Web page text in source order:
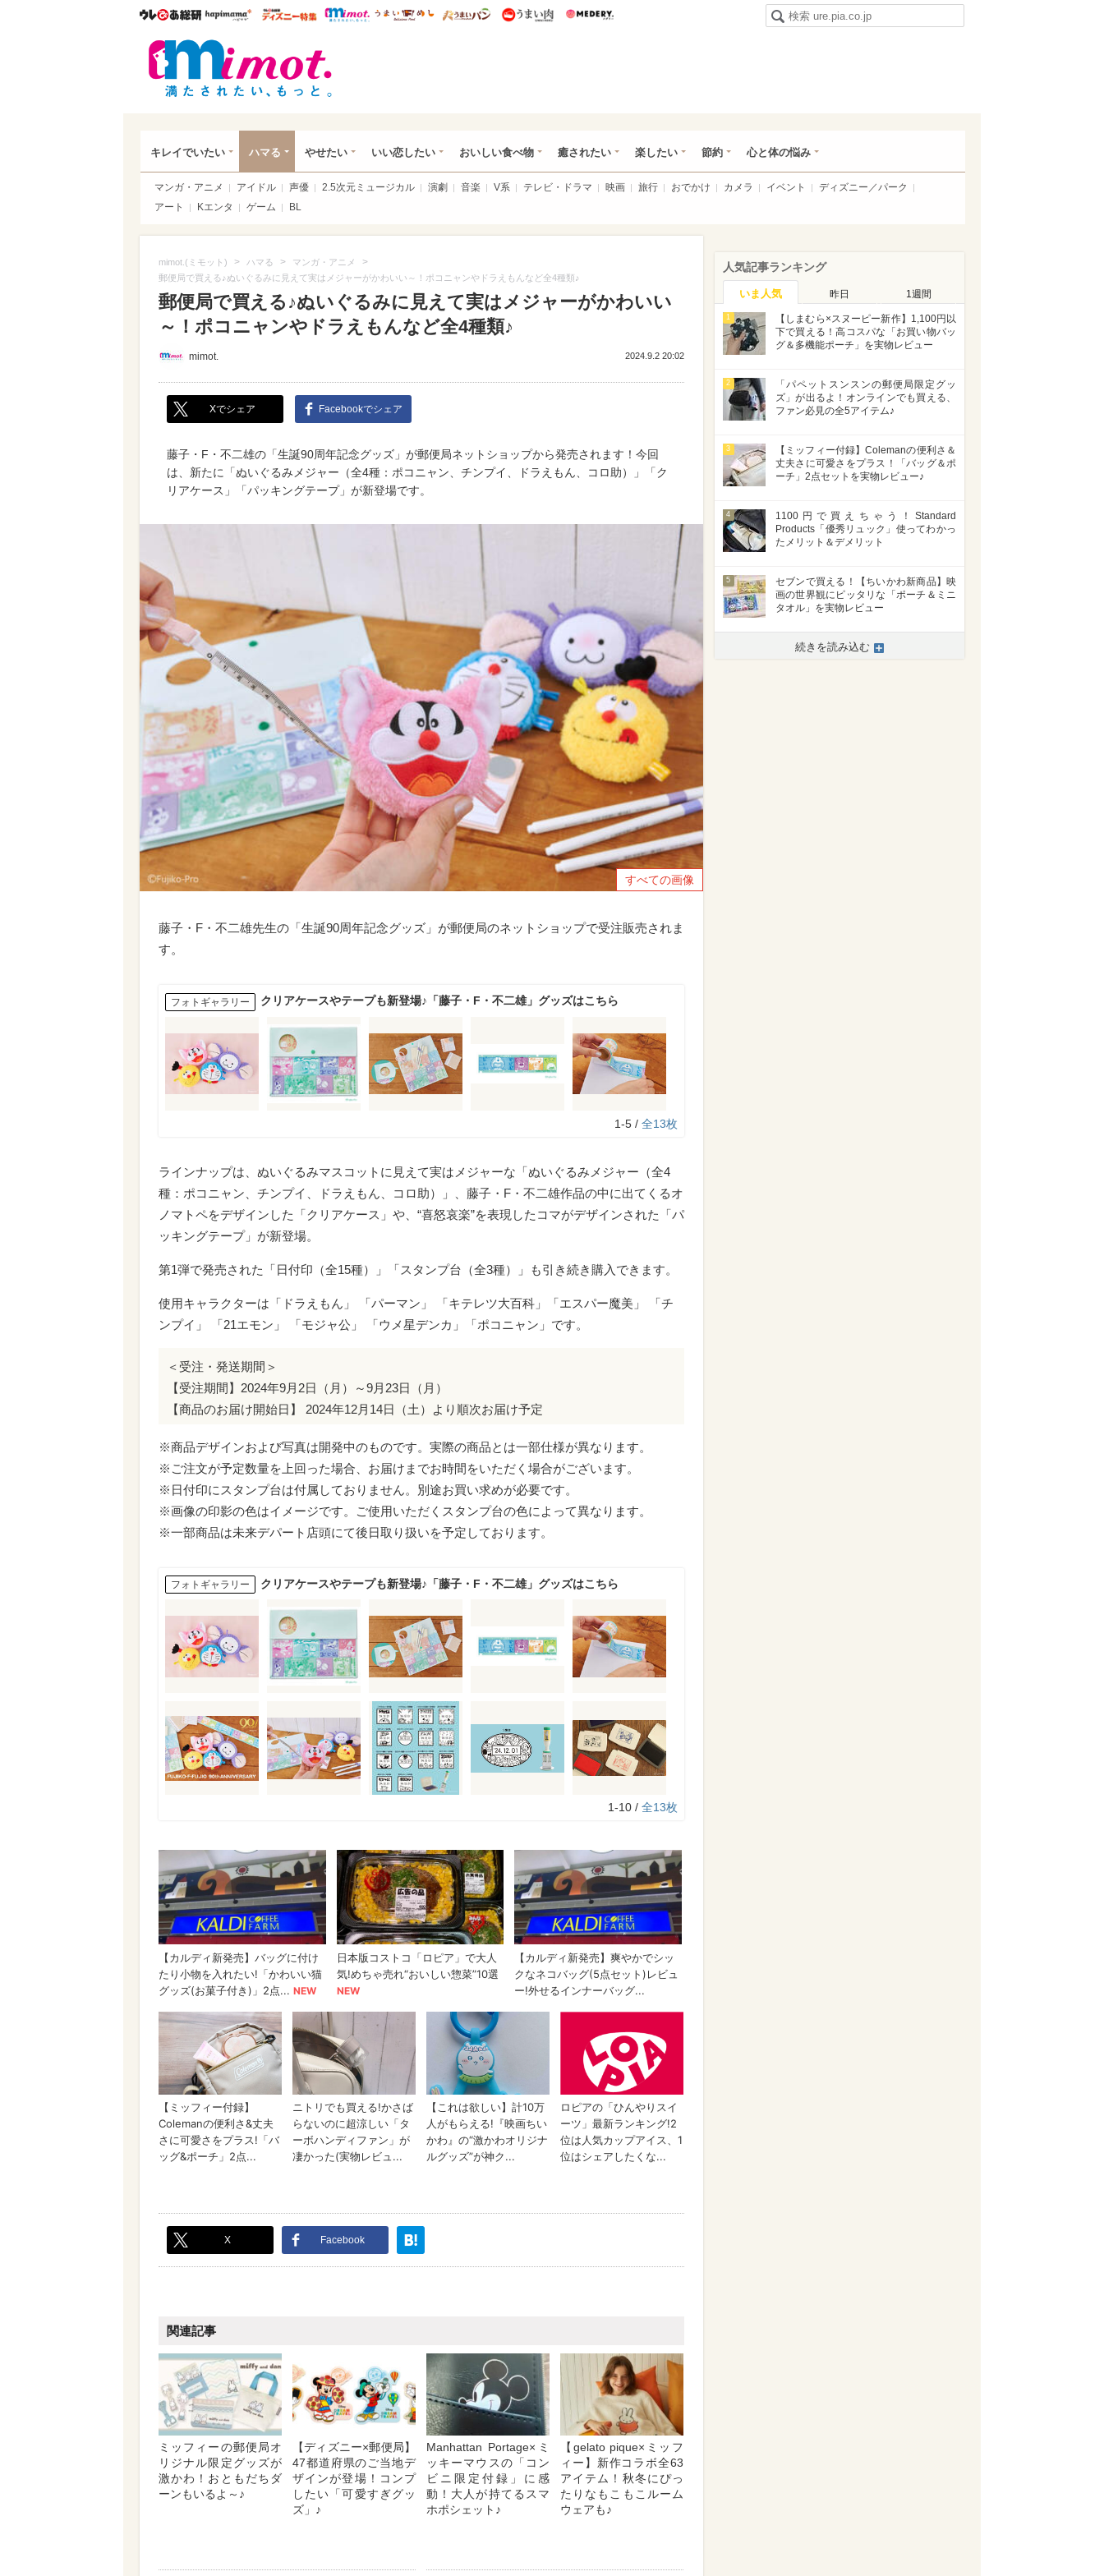
ウレぴあ総研ハピママ* ウレぴあ総研 ディズニー特集
mimot. うまいめし うまいパン うまい肉
キレイでいたい ハマる やせたい いい恋したい おいしい食べ物 癒されたい 楽したい 節約 心と体の悩み
マンガ・アニメ アイドル 声優 2.5次元ミュージカル 演劇 音楽 V系 テレビ・ドラマ 映画 旅行 おでかけ カメラ イベント
ディズニー／パーク
アート
Kエンタ ゲーム BL
mimot.(ミモット) > ハマる > マンガ・アニメ >
郵便局で買える♪ぬいぐるみに見えて実はメジャーがかわいい～！ポコニャンやドラえもんなど全4種類♪
郵便局で買える♪ぬいぐるみに見えて実はメジャーがかわいい
～！ポコニャンやドラえもんなど全4種類♪
mimot. 2024.9.2 20:02
Xでシェア Facebookでシェア
藤子・F・不二雄の「生誕90周年記念グッズ」が郵便局ネットショップから発売されます！今回
は、新たに「ぬいぐるみメジャー（全4種：ポコニャン、チンプイ、ドラえもん、コロ助）」「ク
リアケース」「パッキングテープ」が新登場です。
すべての画像
藤子・F・不二雄先生の「生誕90周年記念グッズ」が郵便局のネットショップで受注販売されま
す。
フォトギャラリー クリアケースやテープも新登場♪「藤子・F・不二雄」グッズはこちら
1-5 / 全13枚
ラインナップは、ぬいぐるみマスコットに見えて実はメジャーな「ぬいぐるみメジャー（全4
種：ポコニャン、チンプイ、ドラえもん、コロ助）」、藤子・F・不二雄作品の中に出てくるオ
ノマトペをデザインした「クリアケース」や、“喜怒哀楽”を表現したコマがデザインされた「パ
ッキングテープ」が新登場。
第1弾で発売された「日付印（全15種）」「スタンプ台（全3種）」も引き続き購入できます。
使用キャラクターは「ドラえもん」 「パーマン」 「キテレツ大百科」「エスパー魔美」 「チ
ンプイ」 「21エモン」 「モジャ公」 「ウメ星デンカ」「ポコニャン」です。
＜受注・発送期間＞
【受注期間】2024年9月2日（月）～9月23日（月）
【商品のお届け開始日】 2024年12月14日（土）より順次お届け予定
※商品デザインおよび写真は開発中のものです。実際の商品とは一部仕様が異なります。
※ご注文が予定数量を上回った場合、お届けまでお時間をいただく場合がございます。
※日付印にスタンプ台は付属しておりません。別途お買い求めが必要です。
※画像の印影の色はイメージです。ご使用いただくスタンプ台の色によって異なります。
※一部商品は未来デパート店頭にて後日取り扱いを予定しております。
フォトギャラリー クリアケースやテープも新登場♪「藤子・F・不二雄」グッズはこちら
1-10 / 全13枚
X Facebook
関連記事
ミッフィーの郵便局オ
リジナル限定グッズが
激かわ！おともだちダ
ーンもいるよ～♪
【ディズニー×郵便局】
47都道府県のご当地デ
ザインが登場！コンプ
したい「可愛すぎグッ
ズ」♪
Manhattan Portage×ミ
ッキーマウスの「コン
ビニ限定付録」に感
動！大人が持てるスマ
ホポシェット♪
【gelato pique×ミッフ
ィー】新作コラボ全63
アイテム！秋冬にぴっ
たりなもこもこルーム
ウェアも♪
人気記事ランキング
いま人気 昨日 1週間
1
【しまむら×スヌーピー新作】1,100円以
下で買える！高コスパな「お買い物バッ
グ＆多機能ポーチ」を実物レビュー
2
「パペットスンスンの郵便局限定グッ
ズ」が出るよ！オンラインでも買える、
ファン必見の全5アイテム♪
3
【ミッフィー付録】Colemanの便利さ＆
丈夫さに可愛さをプラス！「バッグ＆ポ
ーチ」2点セットを実物レビュー♪
4
1100円で買えちゃう！Standard
Products「優秀リュック」使ってわかっ
たメリット＆デメリット
5
セブンで買える！【ちいかわ新商品】映
画の世界観にピッタリな「ポーチ＆ミニ
タオル」を実物レビュー
続きを読み込む